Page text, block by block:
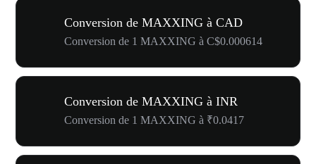
Conversion de MAXXING à CAD
Conversion de 1 MAXXING à C$0.000614
Conversion de MAXXING à INR
Conversion de 1 MAXXING à ₹0.0417